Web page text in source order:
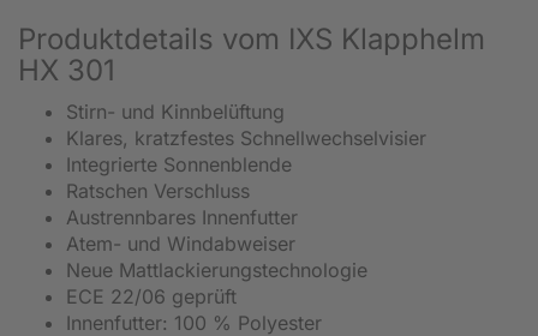
Produktdetails vom IXS Klapphelm
HX 301
Stirn- und Kinnbelüftung
Klares, kratzfestes Schnellwechselvisier
Integrierte Sonnenblende
Ratschen Verschluss
Austrennbares Innenfutter
Atem- und Windabweiser
Neue Mattlackierungstechnologie
ECE 22/06 geprüft
Innenfutter: 100 % Polyester